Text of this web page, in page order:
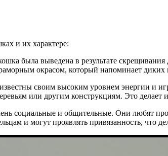
и их характере:
была выведена в результате
окрасом, который напоминает диких
своим высоким уровнем энергии и
или другим конструкциям. Это
социальные и общительные. Они любят
и могут проявлять привязанность, что